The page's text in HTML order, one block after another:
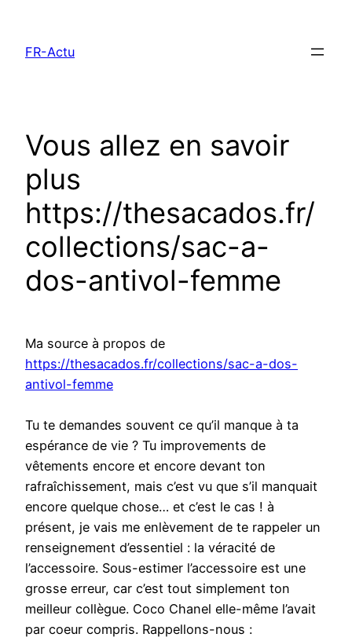
contenu
FR-Actu
Vous allez en savoir
plus
https://thesacados.fr/
collections/sac-a-
dos-antivol-femme
Ma source à propos de
https://thesacados.fr/collections/sac-a-dos-
antivol-femme
Tu te demandes souvent ce qu’il manque à ta
espérance de vie ? Tu improvements de
vêtements encore et encore devant ton
rafraîchissement, mais c’est vu que s’il manquait
encore quelque chose… et c’est le cas ! à
présent, je vais me enlèvement de te rappeler un
renseignement d’essentiel : la véracité de
l’accessoire. Sous-estimer l’accessoire est une
grosse erreur, car c’est tout simplement ton
meilleur collègue. Coco Chanel elle-même l’avait
par coeur compris. Rappellons-nous :